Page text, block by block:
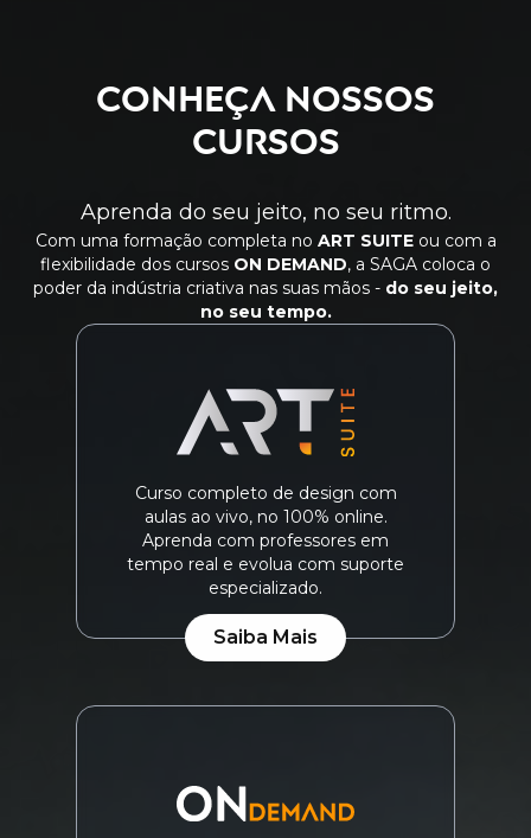
Conheça nossos
cursos
Aprenda do seu jeito, no seu ritmo.
Com uma formação completa no ART SUITEou com a
flexibilidade dos cursos ON DEMAND, a SAGA coloca o
poder da indústria criativa nas suas mãos - do seu jeito,
no seu tempo.
Curso completo de design com
aulas ao vivo, no 100% online.
Aprenda com professores em
tempo real e evolua com suporte
especializado.
Saiba Mais